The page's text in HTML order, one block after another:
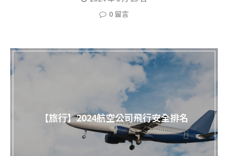
0 留言
【旅行】2024航空公司飛行安全排名